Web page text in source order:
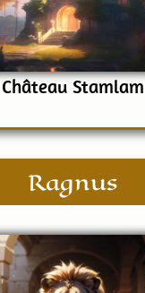
Château Stamlam
Ragnus